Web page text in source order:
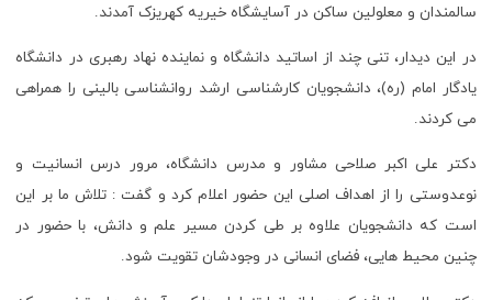
سالمندان و معلولین ساکن در آسایشگاه خیریه کهریزک آمدند.
در این دیدار، تنی چند از اساتید دانشگاه و نماینده نهاد رهبری در دانشگاه
یادگار امام (ره)، دانشجویان کارشناسی ارشد روانشناسی بالینی را همراهی
می کردند.
دکتر علی اکبر صلاحی مشاور و مدرس دانشگاه، مرور درس انسانیت و
نوعدوستی را از اهداف اصلی این حضور اعلام کرد و گفت : تلاش ما بر این
است که دانشجویان علاوه بر طی کردن مسیر علم و دانش، با حضور در
چنین محیط هایی، فضای انسانی در وجودشان تقویت شود.